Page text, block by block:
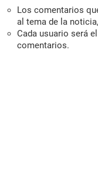
Los comentarios
al tema de la
Cada usuario será
comentarios.